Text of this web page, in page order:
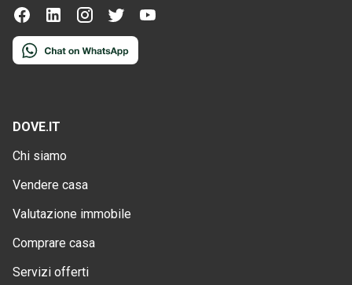
DOVE.IT
Chi siamo
Vendere casa
Valutazione immobile
Comprare casa
Servizi offerti